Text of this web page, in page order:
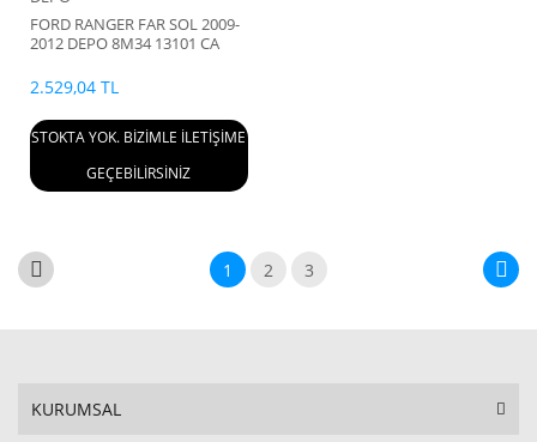
FORD RANGER FAR SOL 2009-
2012 DEPO 8M34 13101 CA
2.529,04 TL
STOKTA YOK. BİZİMLE İLETİŞİME
GEÇEBİLİRSİNİZ
1 2 3
KURUMSAL